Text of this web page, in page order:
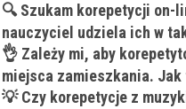
🔍 Szukam korepetycji on-
nauczyciel udziela ich w
👌 Zależy mi, aby
miejsca zamieszkania. Jak
💡 Czy korepetycje z